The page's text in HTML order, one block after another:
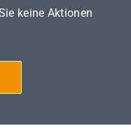
keine Aktionen